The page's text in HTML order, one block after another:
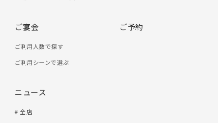
ご宴会
ご利用人数で探す
ご利用シーンで選ぶ
ニュース
# 全店
ご予約